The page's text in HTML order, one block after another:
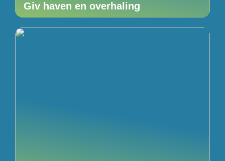
Giv haven en overhaling